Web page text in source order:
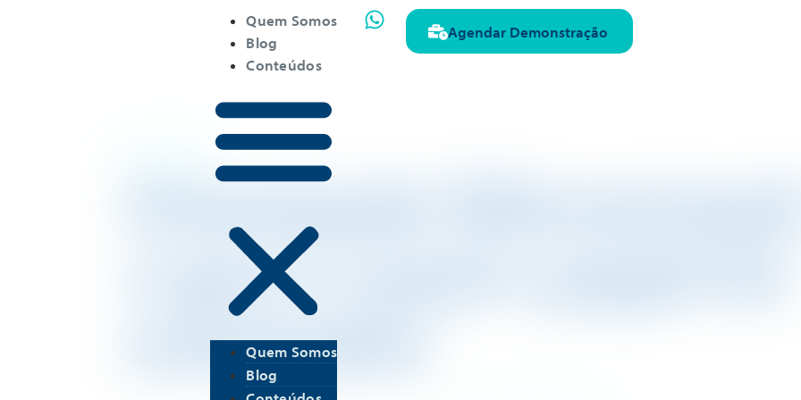
Quem Somos
Blog
Conteúdos
Quem Somos
Blog
Agendar Demonstração
Orientação
o que é e qual o papel do
orientador